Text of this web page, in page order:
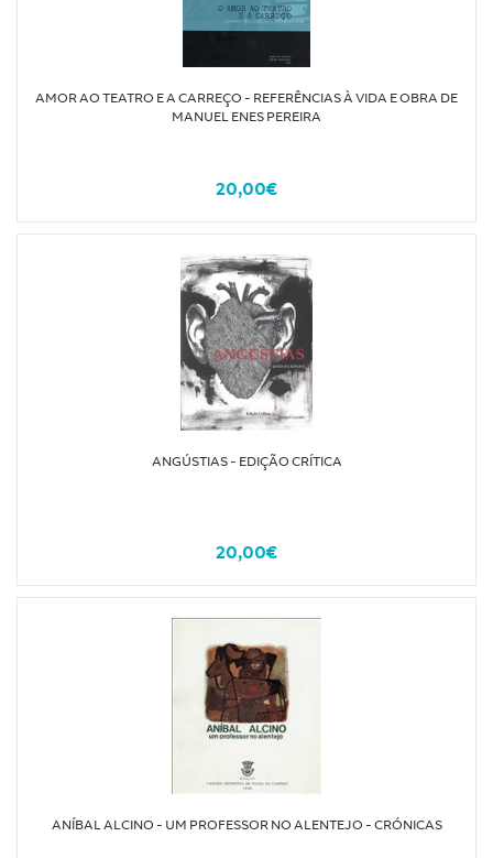
AMOR AO TEATRO E A CARREÇO - REFERÊNCIAS À VIDA E OBRA DE
MANUEL ENES PEREIRA
20,00€
ANGÚSTIAS - EDIÇÃO CRÍTICA
20,00€
ANÍBAL ALCINO - UM PROFESSOR NO ALENTEJO - CRÓNICAS